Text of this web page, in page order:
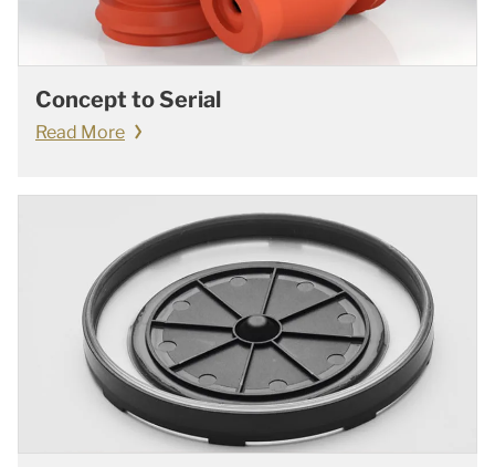
Concept to Serial
Read More